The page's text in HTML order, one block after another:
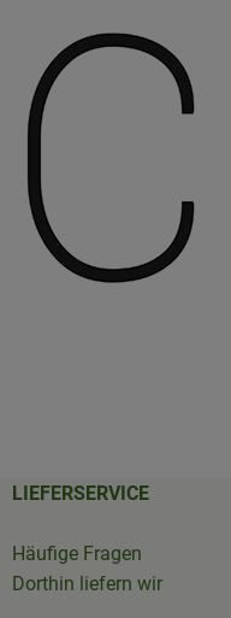
LIEFERSERVICE
Häufige Fragen
Dorthin liefern wir